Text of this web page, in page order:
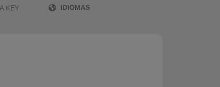
KEY IDIOMAS